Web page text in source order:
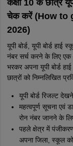
कक्षा 10 के छात्र
चेक करें (How to
2026)
यूपी बोर्ड, यूपी बोर्ड
नंबर सर्च करने के लिए एक
भरकर अपना यूपी बोर्ड
छात्रों को निम्नलिखित
यूपी बोर्ड रिजल्ट
महत्वपूर्ण सूचना एवं
रोन नंबर जानने के
पहले क्षेत्र में
अपना जिला, स्कूल